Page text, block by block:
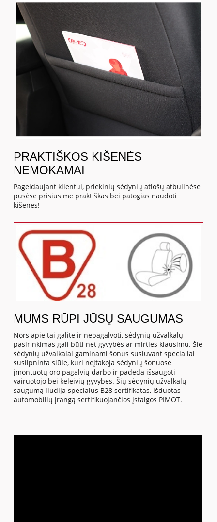
PRAKTIŠKOS KIŠENĖS
NEMOKAMAI
Pageidaujant klientui, priekinių sėdynių atlošų atbulinėse
pusėse prisiūsime praktiškas bei patogias naudoti
kišenes!
MUMS RŪPI JŪSŲ SAUGUMAS
Nors apie tai galite ir nepagalvoti, sėdynių užvalkalų
pasirinkimas gali būti net gyvybės ar mirties klausimu. Šie
sėdynių užvalkalai gaminami šonus susiuvant specialiai
susilpninta siūle, kuri neįtakoja sėdynių šonuose
įmontuotų oro pagalvių darbo ir padeda išsaugoti
vairuotojo bei keleivių gyvybes. Šių sėdynių užvalkalų
saugumą liudija specialus B28 sertifikatas, išduotas
automobilių įrangą sertifikuojančios įstaigos PIMOT.